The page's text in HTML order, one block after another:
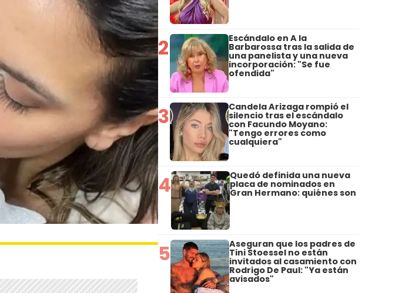
2 Escándalo en A la
Barbarossa tras la salida de
una panelista y una nueva
incorporación: "Se fue
ofendida"
3 Candela Arizaga rompió el
silencio tras el escándalo
con Facundo Moyano:
"Tengo errores como
cualquiera"
4 Quedó definida una nueva
placa de nominados en
Gran Hermano: quiénes son
5 Aseguran que los padres de
Tini Stoessel no están
invitados al casamiento con
Rodrigo De Paul: "Ya están
avisados"